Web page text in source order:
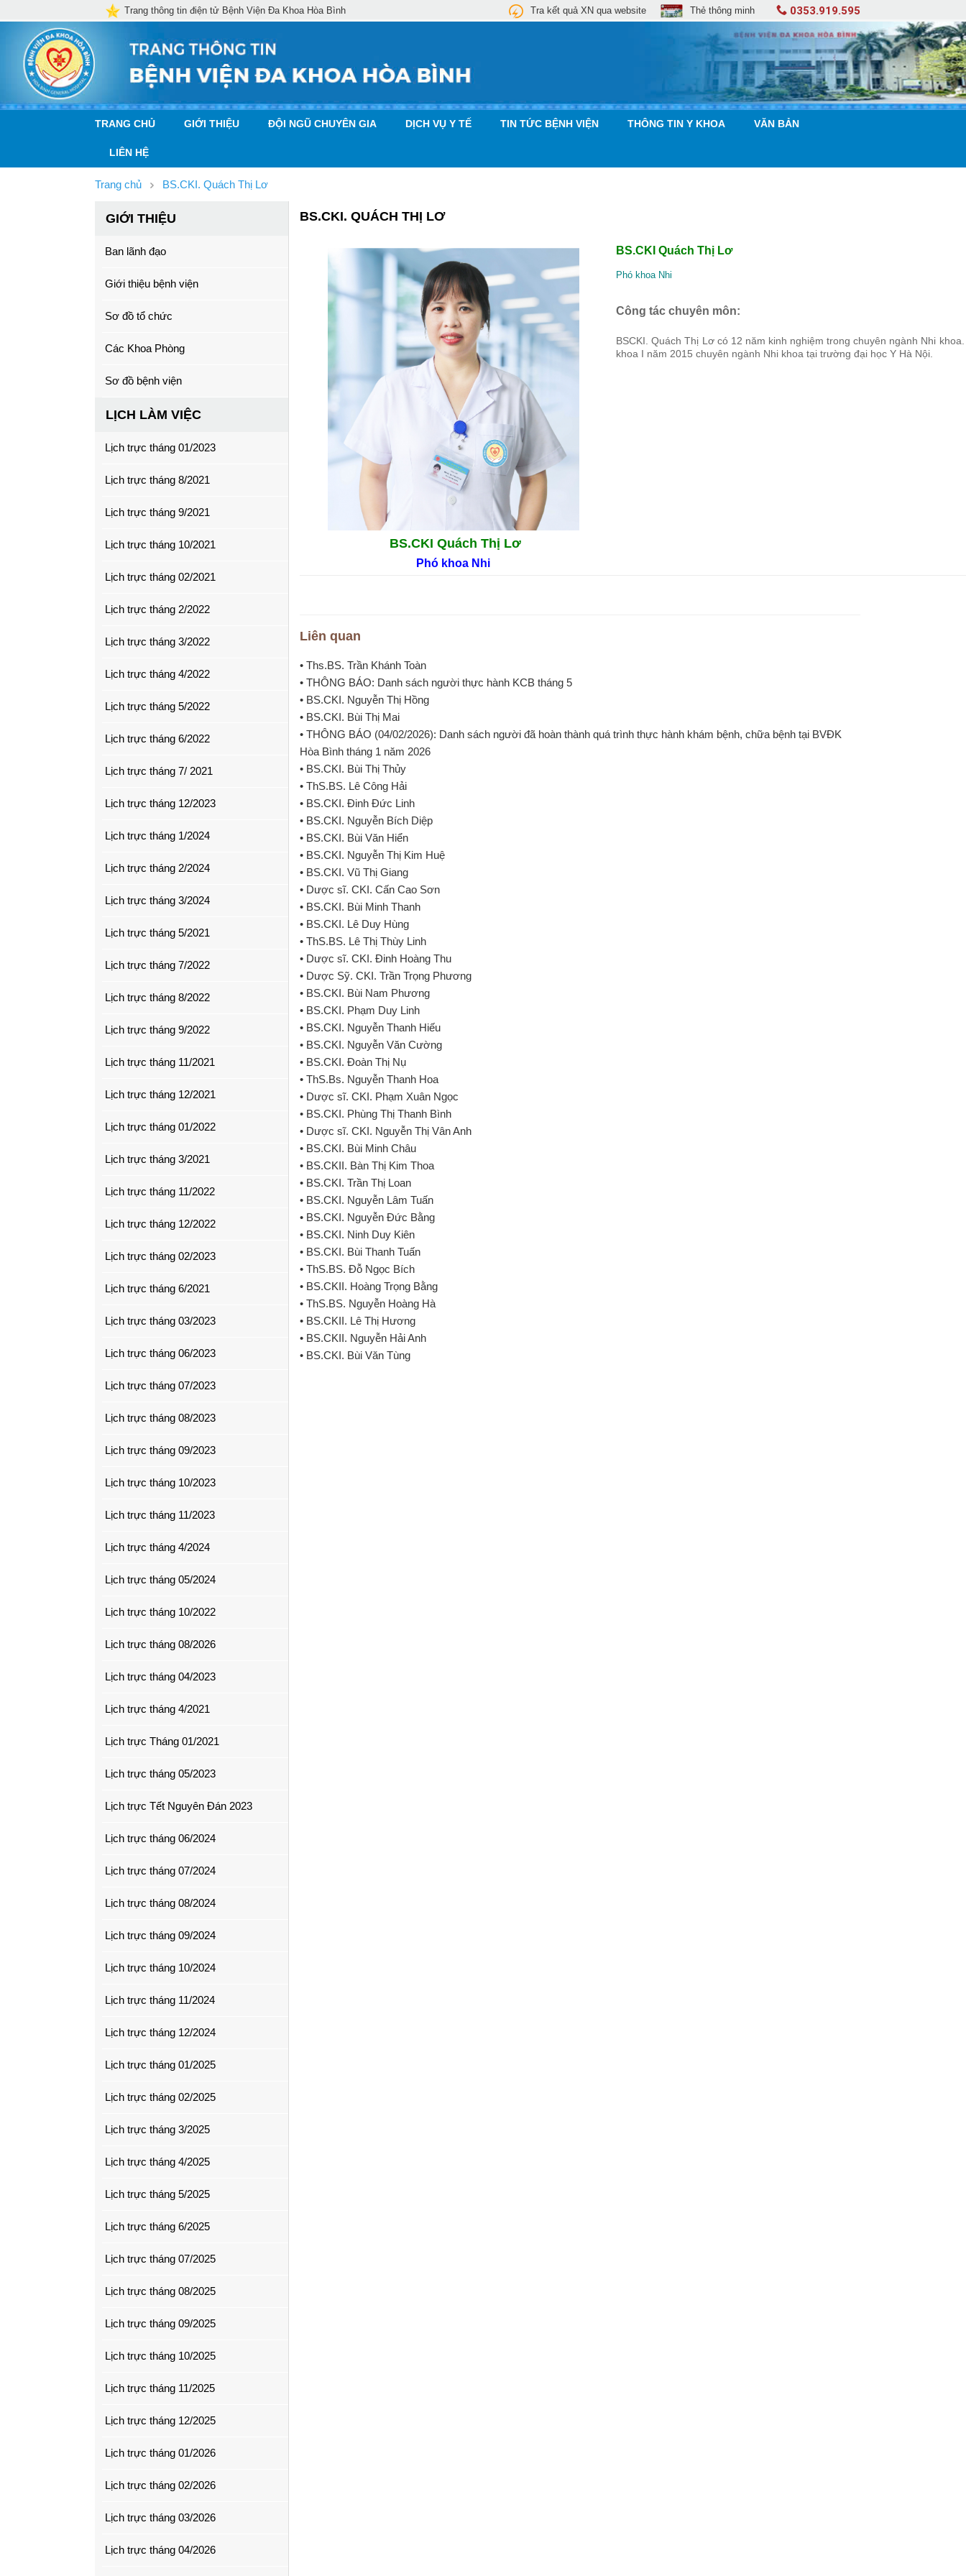
Trang thông tin điện tử Bệnh Viện Đa Khoa Hòa Bình 0353.919.595
Tra kết quả XN qua website Thẻ thông minh
TRANG CHỦ GIỚI THIỆU ĐỘI NGŨ CHUYÊN GIA DỊCH VỤ Y TẾ TIN TỨC BỆNH VIỆN THÔNG TIN Y KHOA VĂN BẢN
LIÊN HỆ
Trang chủ BS.CKI. Quách Thị Lơ
GIỚI THIỆU
Ban lãnh đạo
Giới thiệu bệnh viện
Sơ đồ tổ chức
Các Khoa Phòng
Sơ đồ bệnh viện
LỊCH LÀM VIỆC
Lịch trực tháng 01/2023
Lịch trực tháng 8/2021
Lịch trực tháng 9/2021
Lịch trực tháng 10/2021
Lịch trực tháng 02/2021
Lịch trực tháng 2/2022
Lịch trực tháng 3/2022
Lịch trực tháng 4/2022
Lịch trực tháng 5/2022
Lịch trực tháng 6/2022
Lịch trực tháng 7/ 2021
Lịch trực tháng 12/2023
Lịch trực tháng 1/2024
Lịch trực tháng 2/2024
Lịch trực tháng 3/2024
Lịch trực tháng 5/2021
Lịch trực tháng 7/2022
Lịch trực tháng 8/2022
Lịch trực tháng 9/2022
Lịch trực tháng 11/2021
Lịch trực tháng 12/2021
Lịch trực tháng 01/2022
Lịch trực tháng 3/2021
Lịch trực tháng 11/2022
Lịch trực tháng 12/2022
Lịch trực tháng 02/2023
Lịch trực tháng 6/2021
Lịch trực tháng 03/2023
Lịch trực tháng 06/2023
Lịch trực tháng 07/2023
Lịch trực tháng 08/2023
Lịch trực tháng 09/2023
Lịch trực tháng 10/2023
Lịch trực tháng 11/2023
Lịch trực tháng 4/2024
Lịch trực tháng 05/2024
Lịch trực tháng 10/2022
Lịch trực tháng 08/2026
Lịch trực tháng 04/2023
Lịch trực tháng 4/2021
Lịch trực Tháng 01/2021
Lịch trực tháng 05/2023
Lịch trực Tết Nguyên Đán 2023
Lịch trực tháng 06/2024
Lịch trực tháng 07/2024
Lịch trực tháng 08/2024
Lịch trực tháng 09/2024
Lịch trực tháng 10/2024
Lịch trực tháng 11/2024
Lịch trực tháng 12/2024
Lịch trực tháng 01/2025
Lịch trực tháng 02/2025
Lịch trực tháng 3/2025
Lịch trực tháng 4/2025
Lịch trực tháng 5/2025
Lịch trực tháng 6/2025
Lịch trực tháng 07/2025
Lịch trực tháng 08/2025
Lịch trực tháng 09/2025
Lịch trực tháng 10/2025
Lịch trực tháng 11/2025
Lịch trực tháng 12/2025
Lịch trực tháng 01/2026
Lịch trực tháng 02/2026
Lịch trực tháng 03/2026
Lịch trực tháng 04/2026
BS.CKI. QUÁCH THỊ LƠ
BS.CKI Quách Thị Lơ
Phó khoa Nhi
BS.CKI Quách Thị Lơ
Phó khoa Nhi
Công tác chuyên môn:
BSCKI. Quách Thị Lơ có 12 năm kinh nghiệm trong chuyên ngành Nhi
khoa I năm 2015 chuyên ngành Nhi khoa tại trường đại học Y Hà Nội.
Liên quan
• Ths.BS. Trần Khánh Toàn
• THÔNG BÁO: Danh sách người thực hành KCB tháng 5
• BS.CKI. Nguyễn Thị Hồng
• BS.CKI. Bùi Thị Mai
• THÔNG BÁO (04/02/2026): Danh sách người đã hoàn thành quá trình thực hành khám bệnh, chữa bệnh tại BVĐK
Hòa Bình tháng 1 năm 2026
• BS.CKI. Bùi Thị Thủy
• ThS.BS. Lê Công Hải
• BS.CKI. Đinh Đức Linh
• BS.CKI. Nguyễn Bích Diệp
• BS.CKI. Bùi Văn Hiển
• BS.CKI. Nguyễn Thị Kim Huệ
• BS.CKI. Vũ Thị Giang
• Dược sĩ. CKI. Cấn Cao Sơn
• BS.CKI. Bùi Minh Thanh
• BS.CKI. Lê Duy Hùng
• ThS.BS. Lê Thị Thùy Linh
• Dược sĩ. CKI. Đinh Hoàng Thu
• Dược Sỹ. CKI. Trần Trọng Phương
• BS.CKI. Bùi Nam Phương
• BS.CKI. Phạm Duy Linh
• BS.CKI. Nguyễn Thanh Hiếu
• BS.CKI. Nguyễn Văn Cường
• BS.CKI. Đoàn Thị Nụ
• ThS.Bs. Nguyễn Thanh Hoa
• Dược sĩ. CKI. Phạm Xuân Ngọc
• BS.CKI. Phùng Thị Thanh Bình
• Dược sĩ. CKI. Nguyễn Thị Vân Anh
• BS.CKI. Bùi Minh Châu
• BS.CKII. Bàn Thị Kim Thoa
• BS.CKI. Trần Thị Loan
• BS.CKI. Nguyễn Lâm Tuấn
• BS.CKI. Nguyễn Đức Bằng
• BS.CKI. Ninh Duy Kiên
• BS.CKI. Bùi Thanh Tuấn
• ThS.BS. Đỗ Ngọc Bích
• BS.CKII. Hoàng Trọng Bằng
• ThS.BS. Nguyễn Hoàng Hà
• BS.CKII. Lê Thị Hương
• BS.CKII. Nguyễn Hải Anh
• BS.CKI. Bùi Văn Tùng